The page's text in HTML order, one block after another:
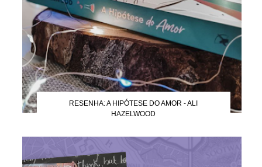
RESENHA: A HIPÓTESE DO AMOR - ALI
HAZELWOOD